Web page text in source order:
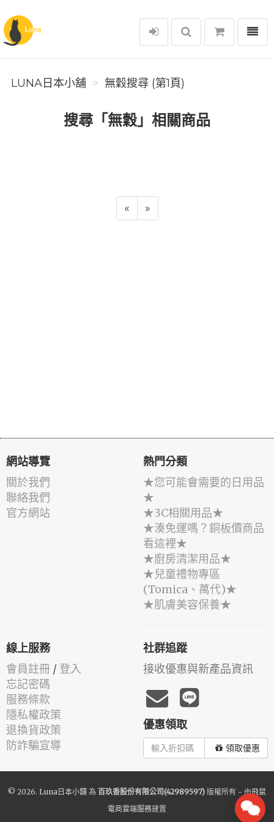
Luna日本小舖
選單
LUNA日本小舖 無穀搜尋 (第1頁)
搜尋「無穀」相關商品
« »
網站導覽
關於我們
聯絡我們
官方網站
熱門分類
★您可能會需要的日用品
★
★3C相關用品★
★湊免運嗎？銅板價商品
看這裡★
★廚房清潔用品★
★兒童禮物專區
(Tomica、萬代)★
★肌膚美容保養★
線上服務
會員註冊 / 登入
忘記密碼
服務條款
隱私權政策
退換貨政策
防詐騙宣導
社群追蹤
接收優惠與新產品資訊
優惠領取
領取優惠
© 2026. Luna日本小舖 為 百玖香股份有限公司(42989597) 版權所有 - 由飛鼠
電商雲端服務建置